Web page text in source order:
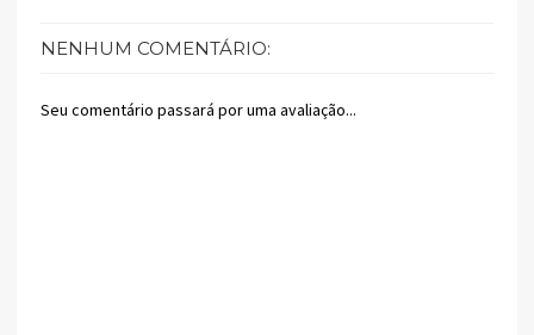
NENHUM COMENTÁRIO:
Seu comentário passará por uma avaliação...